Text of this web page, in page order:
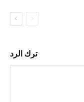
ترك الرد